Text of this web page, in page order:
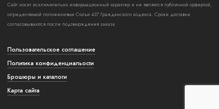
Сайт носит исключительно информационный характер и не является публичной орфертой,
определяемой положениями Статьи 437 Гражданского кодекса. Сроки доставки
согласовываются после подтверждения заказа
Пользовательское соглашение
Политика конфиденциальости
Брошюры и каталоги
Карта сайта